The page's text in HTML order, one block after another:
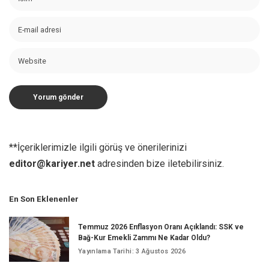
**İçeriklerimizle ilgili görüş ve önerilerinizi
editor@kariyer.net adresinden bize iletebilirsiniz.
En Son Eklenenler
Temmuz 2026 Enflasyon Oranı Açıklandı: SSK ve
Bağ-Kur Emekli Zammı Ne Kadar Oldu?
Yayınlama Tarihi: 3 Ağustos 2026